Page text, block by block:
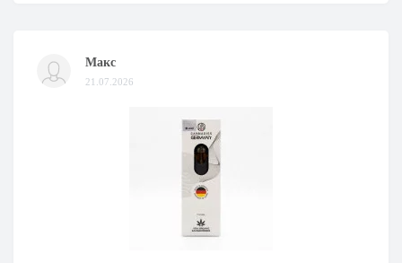
Макс
21.07.2026